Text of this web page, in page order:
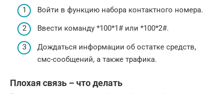
Войти в функцию набора контактного номера.
Ввести команду *100*1# или *100*2#.
Дождаться информации об остатке средств,
смс-сообщений, а также трафика.
Плохая связь – что делать